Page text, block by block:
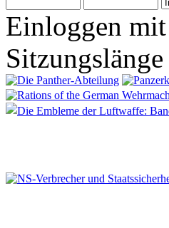
Einloggen mit
Sitzungslänge